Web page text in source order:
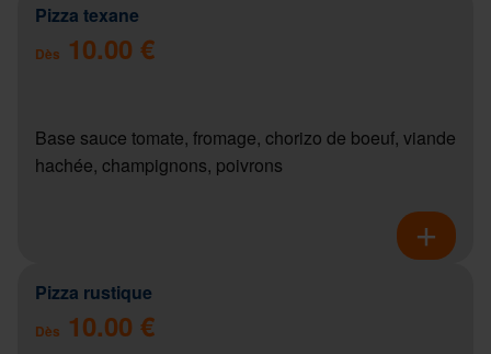
Pizza texane
Dès 10.00 €
Base sauce tomate, fromage, chorizo de boeuf, viande
hachée, champignons, poivrons
Pizza rustique
Dès 10.00 €